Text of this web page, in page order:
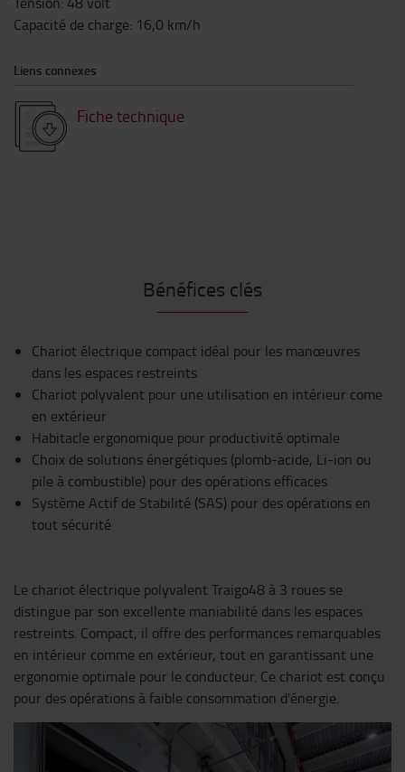
Capacité de charge: 16,0 km/h
Liens connexes
Fiche technique
Bénéfices clés
Chariot électrique compact idéal pour les manœuvres
dans les espaces restreints
Chariot polyvalent pour une utilisation en intérieur come
en extérieur
Habitacle ergonomique pour productivité optimale
Choix de solutions énergétiques (plomb-acide, Li-ion ou
pile à combustible) pour des opérations efficaces
Système Actif de Stabilité (SAS) pour des opérations en
tout sécurité
Le chariot électrique polyvalent Traigo48 à 3 roues se
distingue par son excellente maniabilité dans les espaces
restreints. Compact, il offre des performances remarquables
en intérieur comme en extérieur, tout en garantissant une
ergonomie optimale pour le conducteur. Ce chariot est conçu
pour des opérations à faible consommation d'énergie.